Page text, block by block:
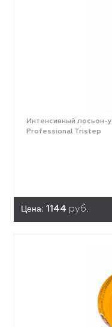
Интенсивный лосьон-
Professional Tristep
Цена: 1144 руб.